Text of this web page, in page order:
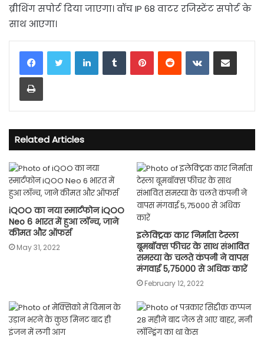
ब्रीथिंग सपोर्ट दिया जाएगा। वॉच IP 68 वाटर रजिस्टेंट सपोर्ट के
साथ आएगा।
LinkedInTumblrPinterestReddit VKontakteShare via Email
Print
Related Articles
iQOO का नया स्मार्टफोन iQOO
Neo 6 भारत में हुआ लॉन्च, जाने
कीमत और ऑफर्स
May 31, 2022
इलेक्ट्रिक कार निर्माता टेस्ला
बूमबॉक्स फीचर के साथ संभावित
समस्या के चलते कंपनी ने वापस
मंगवाई 5,75000 से अधिक कारें
February 12, 2022